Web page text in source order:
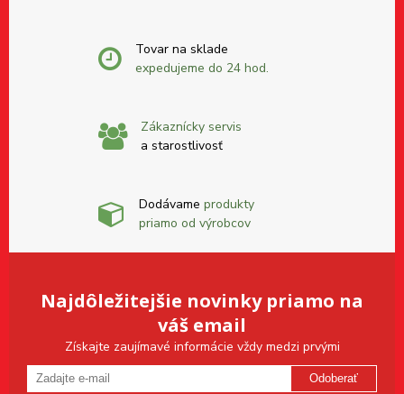
Tovar na sklade
expedujeme do 24 hod.
Zákaznícky servis
a starostlivosť
Dodávame produkty
priamo od výrobcov
Najdôležitejšie novinky priamo na
váš email
Získajte zaujímavé informácie vždy medzi prvými
Odoberať